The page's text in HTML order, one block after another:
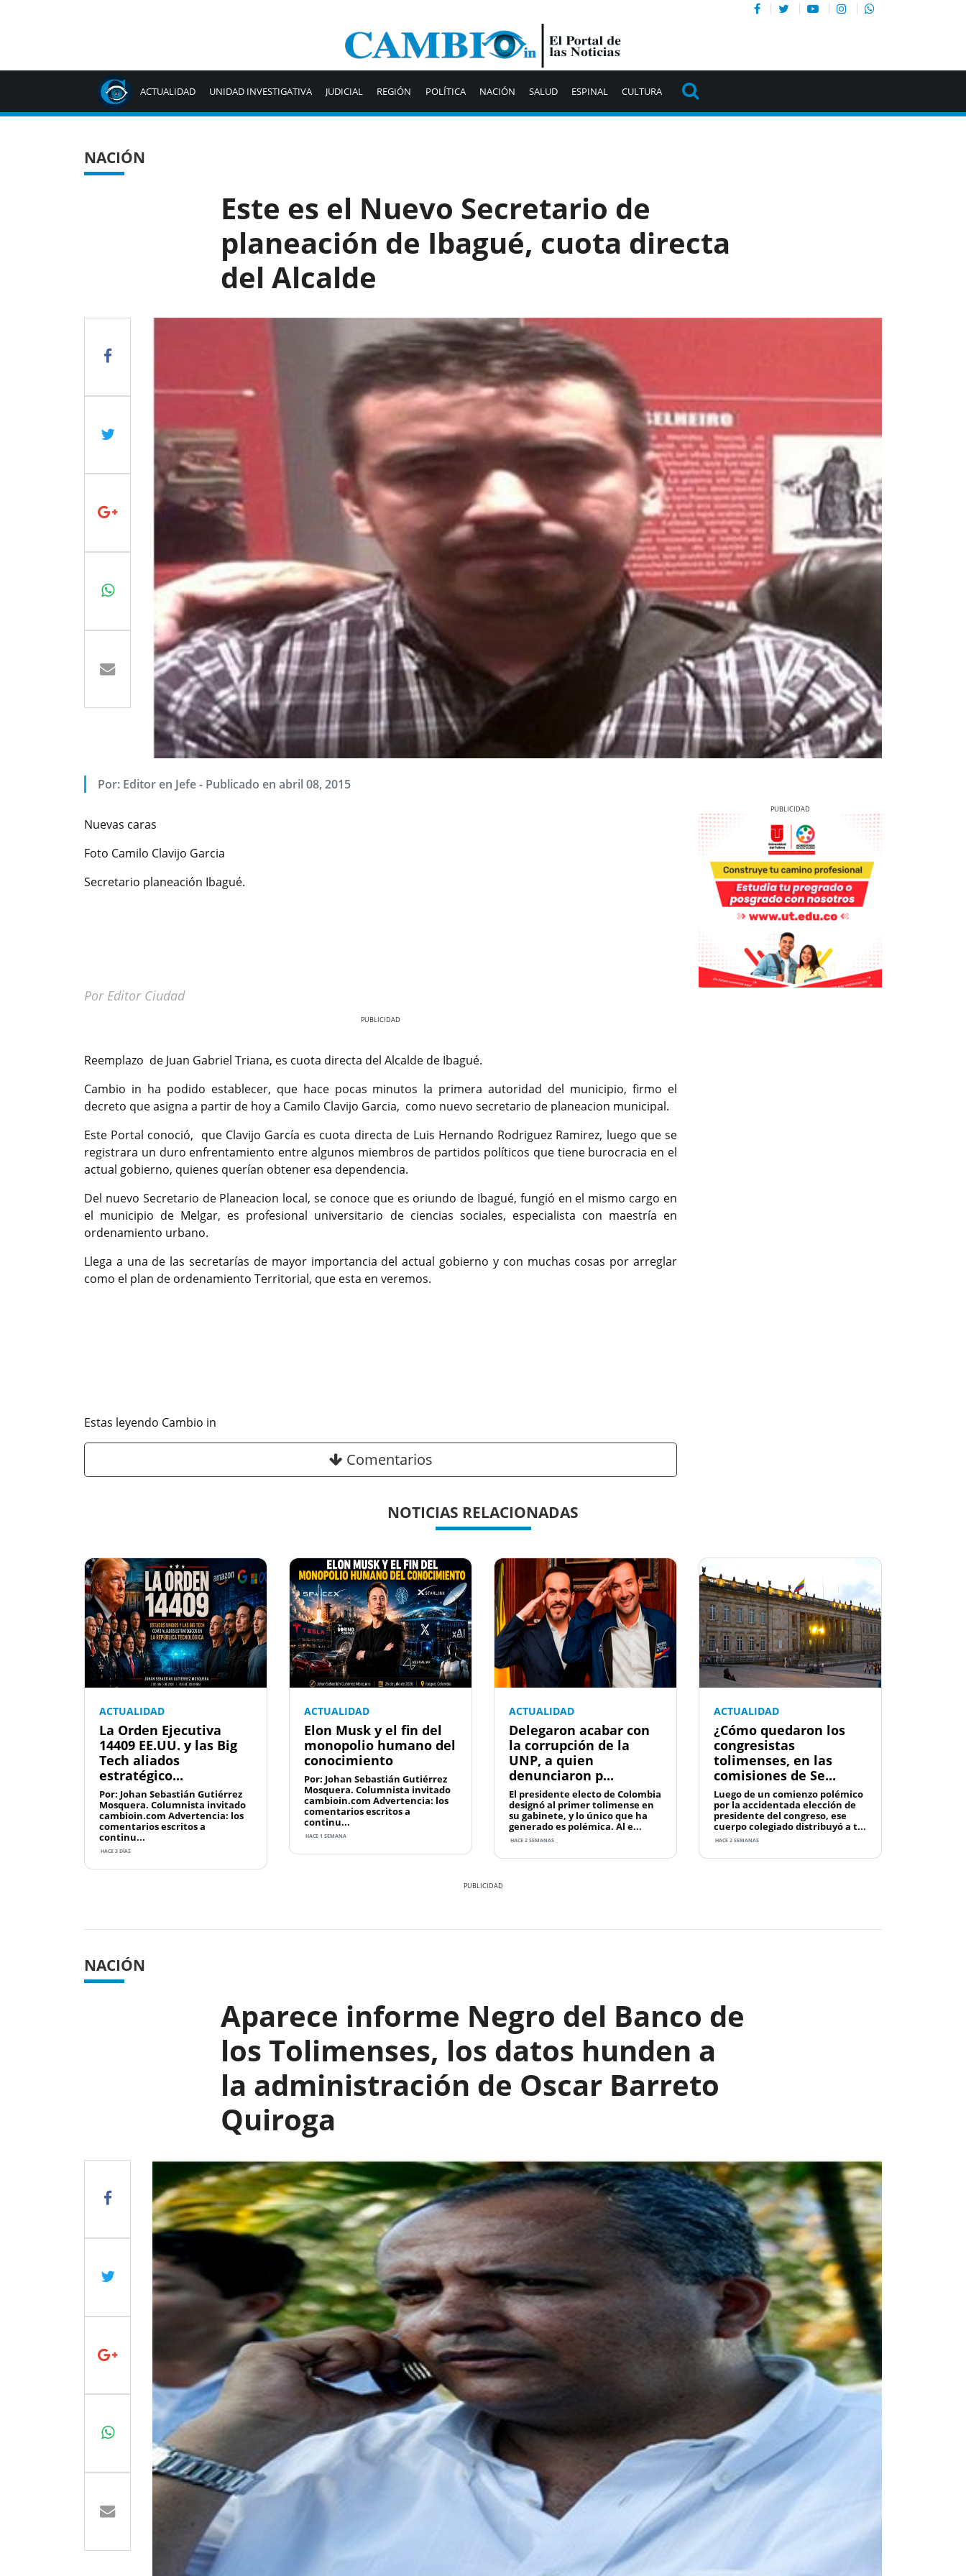
ACTUALIDAD UNIDAD INVESTIGATIVA JUDICIAL REGIÓN POLÍTICA NACIÓN SALUD ESPINAL CULTURA
NACIÓN
Este es el Nuevo Secretario de
planeación de Ibagué, cuota directa
del Alcalde
Por: Editor en Jefe - Publicado en abril 08, 2015
Nuevas caras
Foto Camilo Clavijo Garcia
Secretario planeación Ibagué.
Por Editor Ciudad
Reemplazo de Juan Gabriel Triana, es cuota directa del Alcalde de Ibagué.
Cambio in ha podido establecer, que hace pocas minutos la primera autoridad del municipio, firmo el
decreto que asigna a partir de hoy a Camilo Clavijo Garcia, como nuevo secretario de planeacion municipal.
Este Portal conoció, que Clavijo García es cuota directa de Luis Hernando Rodriguez Ramirez, luego que se
registrara un duro enfrentamiento entre algunos miembros de partidos políticos que tiene burocracia en el
actual gobierno, quienes querían obtener esa dependencia.
Del nuevo Secretario de Planeacion local, se conoce que es oriundo de Ibagué, fungió en el mismo cargo en
el municipio de Melgar, es profesional universitario de ciencias sociales, especialista con maestría en
ordenamiento urbano.
Llega a una de las secretarías de mayor importancia del actual gobierno y con muchas cosas por arreglar
como el plan de ordenamiento Territorial, que esta en veremos.
Estas leyendo Cambio in
Comentarios
Previous
NOTICIAS RELACIONADAS
ACTUALIDAD
La Orden Ejecutiva
14409 EE.UU. y las Big
Tech aliados
estratégico...
Por: Johan Sebastián Gutiérrez
Mosquera. Columnista invitado
cambioin.com Advertencia: los
comentarios escritos a
continu...
HACE 3 DÍAS
ACTUALIDAD
Elon Musk y el fin del
monopolio humano del
conocimiento
Por: Johan Sebastián Gutiérrez
Mosquera. Columnista invitado
cambioin.com Advertencia: los
comentarios escritos a
continu...
HACE 1 SEMANA
ACTUALIDAD
Delegaron acabar con
la corrupción de la
UNP, a quien
denunciaron p...
El presidente electo de Colombia
designó al primer tolimense en
su gabinete, y lo único que ha
generado es polémica. Al e...
HACE 2 SEMANAS
ACTUALIDAD
¿Cómo quedaron los
congresistas
tolimenses, en las
comisiones de Se...
Luego de un comienzo polémico
por la accidentada elección de
presidente del congreso, ese
cuerpo colegiado distribuyó a t...
HACE 2 SEMANAS
NACIÓN
Aparece informe Negro del Banco de
los Tolimenses, los datos hunden a
la administración de Oscar Barreto
Quiroga